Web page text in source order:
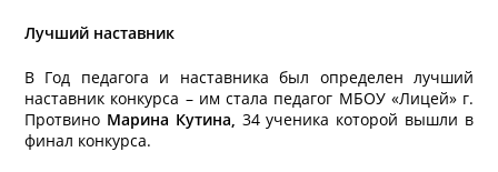
Лучший наставник
В Год педагога и наставника был определен лучший
наставник конкурса – им стала педагог МБОУ «Лицей» г.
Протвино Марина Кутина, 34 ученика которой вышли в
финал конкурса.